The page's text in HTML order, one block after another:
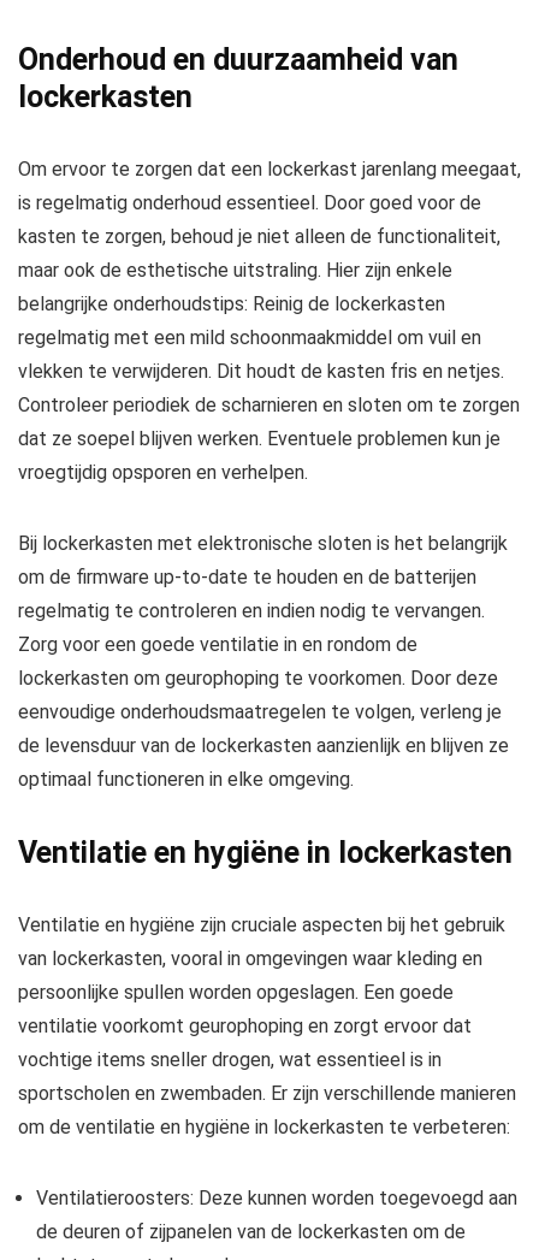
Onderhoud en duurzaamheid van
lockerkasten
Om ervoor te zorgen dat een lockerkast jarenlang meegaat,
is regelmatig onderhoud essentieel. Door goed voor de
kasten te zorgen, behoud je niet alleen de functionaliteit,
maar ook de esthetische uitstraling. Hier zijn enkele
belangrijke onderhoudstips: Reinig de lockerkasten
regelmatig met een mild schoonmaakmiddel om vuil en
vlekken te verwijderen. Dit houdt de kasten fris en netjes.
Controleer periodiek de scharnieren en sloten om te zorgen
dat ze soepel blijven werken. Eventuele problemen kun je
vroegtijdig opsporen en verhelpen.
Bij lockerkasten met elektronische sloten is het belangrijk
om de firmware up-to-date te houden en de batterijen
regelmatig te controleren en indien nodig te vervangen.
Zorg voor een goede ventilatie in en rondom de
lockerkasten om geurophoping te voorkomen. Door deze
eenvoudige onderhoudsmaatregelen te volgen, verleng je
de levensduur van de lockerkasten aanzienlijk en blijven ze
optimaal functioneren in elke omgeving.
Ventilatie en hygiëne in lockerkasten
Ventilatie en hygiëne zijn cruciale aspecten bij het gebruik
van lockerkasten, vooral in omgevingen waar kleding en
persoonlijke spullen worden opgeslagen. Een goede
ventilatie voorkomt geurophoping en zorgt ervoor dat
vochtige items sneller drogen, wat essentieel is in
sportscholen en zwembaden. Er zijn verschillende manieren
om de ventilatie en hygiëne in lockerkasten te verbeteren:
Ventilatieroosters: Deze kunnen worden toegevoegd aan
de deuren of zijpanelen van de lockerkasten om de